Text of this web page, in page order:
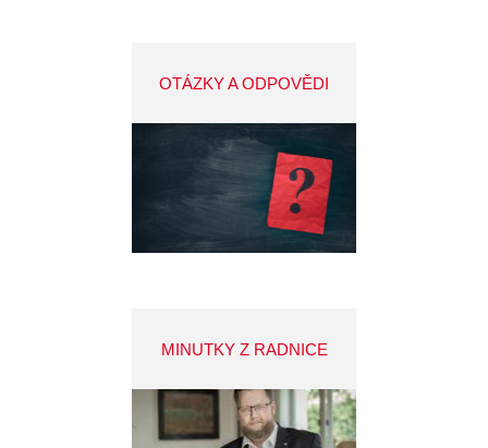
OTÁZKY A ODPOVĚDI
MINUTKY Z RADNICE